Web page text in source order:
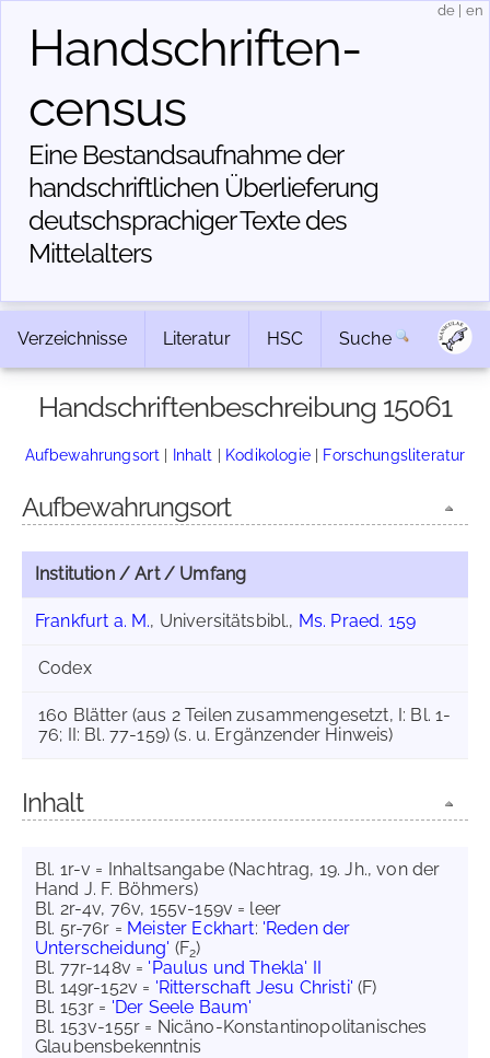
Handschriften­
census
Eine Bestandsaufnahme der
handschriftlichen Über­lieferung
deutschsprachiger Texte des
Mittelalters
de en
Verzeichnisse Literatur HSC Suche
Handschriftenbeschreibung 15061
Aufbewahrungsort | Inhalt | Kodikologie| Forschungsliteratur
Aufbewahrungsort
Institution / Art / Umfang
Frankfurt a. M., Universitätsbibl., Ms. Praed. 159
Codex
160 Blätter (aus 2 Teilen zusammengesetzt, I: Bl. 1-
76; II: Bl. 77-159) (s. u. Ergänzender Hinweis)
Inhalt
Bl. 1r-v = Inhaltsangabe (Nachtrag, 19. Jh., von der
Hand J. F. Böhmers)
Bl. 2r-4v, 76v, 155v-159v = leer
Bl. 5r-76r = Meister Eckhart: 'Reden der
Unterscheidung' (F2)
Bl. 77r-148v = 'Paulus und Thekla' II
Bl. 149r-152v = 'Ritterschaft Jesu Christi' (F)
Bl. 153r = 'Der Seele Baum'
Bl. 153v-155r = Nicäno-Konstantinopolitanisches
Glaubensbekenntnis